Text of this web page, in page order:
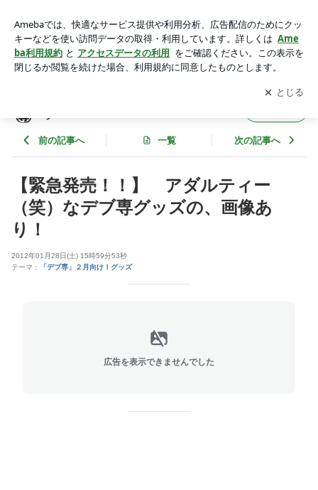
像あり！ | 「でぶ専ホモ」専用グッズ専門店 公式ブログ
アプリをダウンロードして ブログの更新通知
を受け取りまし
ょう。
開く
グ
前の記事へ 一覧 次の記事へ
【緊急発売！！】 アダルティー
（笑）なデブ専グッズの、画像あ
り！
2012年01月28日(土) 15時59分53秒
テーマ：
「デブ専」２月向け！グッズ
広告を表示できませんでした